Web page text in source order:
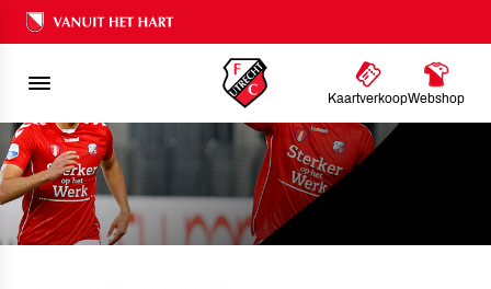
Ons nalatenschap
KaartverkoopWebshop